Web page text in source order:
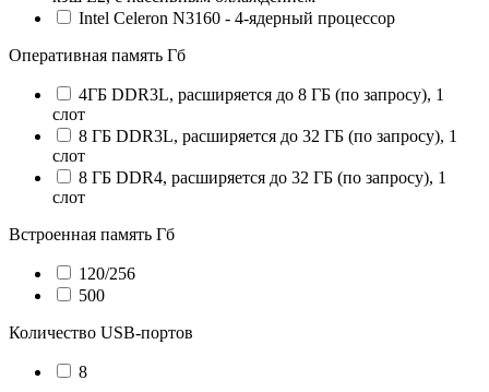
Intel Celeron N3160 - 4-ядерный процессор
Оперативная память Гб
4ГБ DDR3L, расширяется до 8 ГБ (по запросу), 1
слот
8 ГБ DDR3L, расширяется до 32 ГБ (по запросу), 1
слот
8 ГБ DDR4, расширяется до 32 ГБ (по запросу), 1
слот
Встроенная память Гб
120/256
500
Количество USB-портов
8